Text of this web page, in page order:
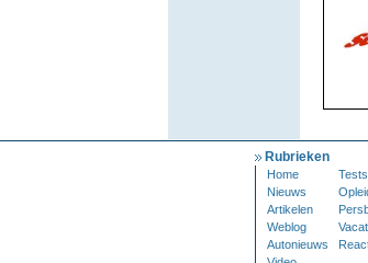
Rubrieken
Home
Nieuws
Artikelen
Weblog
Autonieuws